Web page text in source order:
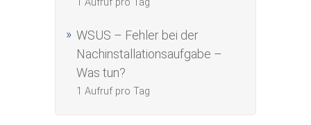
1 Aufruf pro Tag
WSUS – Fehler bei der
Nachinstallationsaufgabe –
Was tun?
1 Aufruf pro Tag